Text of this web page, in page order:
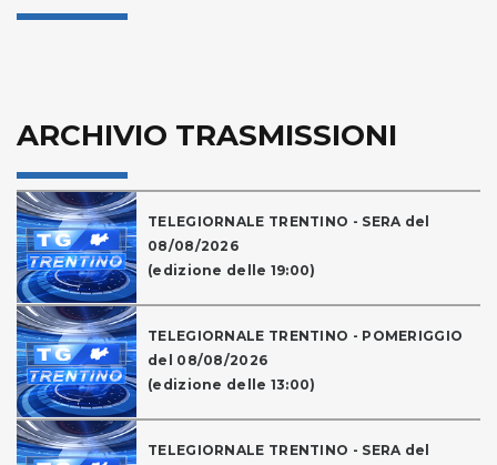
ARCHIVIO TRASMISSIONI
TELEGIORNALE TRENTINO - SERA del
08/08/2026
(edizione delle 19:00)
TELEGIORNALE TRENTINO - POMERIGGIO
del 08/08/2026
(edizione delle 13:00)
TELEGIORNALE TRENTINO - SERA del